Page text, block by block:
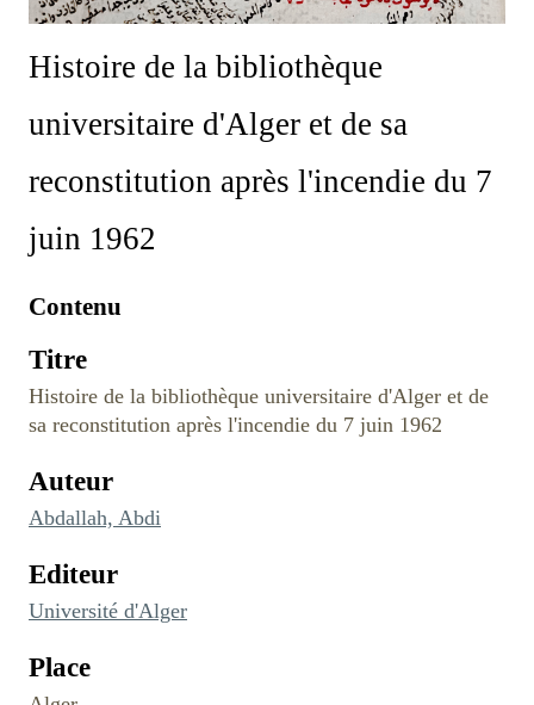
Histoire de la bibliothèque
universitaire d'Alger et de sa
reconstitution après l'incendie du 7
juin 1962
Contenu
Titre
Histoire de la bibliothèque universitaire d'Alger et de
sa reconstitution après l'incendie du 7 juin 1962
Auteur
Abdallah, Abdi
Editeur
Université d'Alger
Place